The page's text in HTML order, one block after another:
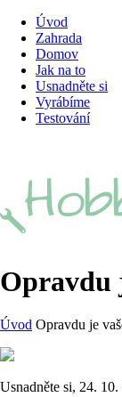
Úvod
Zahrada
Domov
Jak na to
Usnadněte si
Vyrábíme
Testování
Opravdu
Úvod Opravdu je
Usnadněte si, 24. 10.